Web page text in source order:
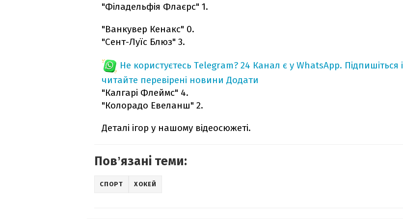
"Філадельфія Флаєрс" 1.
"Ванкувер Кенакс" 0.
"Сент-Луїс Блюз" 3.
Не користуєтесь Telegram? 24 Канал є у WhatsApp. Підпишіться і
читайте перевірені новини Додати
"Калгарі Флеймс" 4.
"Колорадо Евеланш" 2.
Деталі ігор у нашому відеосюжеті.
Повʼязані теми:
СПОРТ ХОКЕЙ